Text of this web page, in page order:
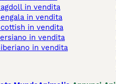
in vendita
in vendita
in vendita
in vendita
in vendita